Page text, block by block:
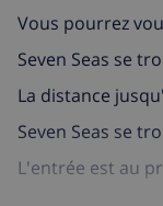
Vous pourrez
Seven Seas se
La distance
Seven Seas se
L'entrée est au